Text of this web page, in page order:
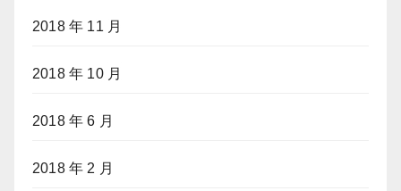
2018 年 11 月
2018 年 10 月
2018 年 6 月
2018 年 2 月